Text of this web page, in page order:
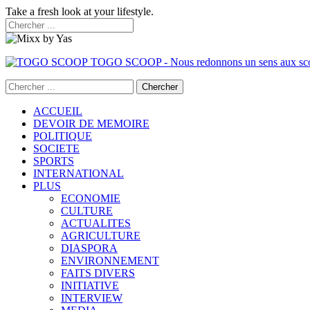
Take a fresh look at your lifestyle.
TOGO SCOOP - Nous redonnons un sens aux
ACCUEIL
DEVOIR DE MEMOIRE
POLITIQUE
SOCIETE
SPORTS
INTERNATIONAL
PLUS
ECONOMIE
CULTURE
ACTUALITES
AGRICULTURE
DIASPORA
ENVIRONNEMENT
FAITS DIVERS
INITIATIVE
INTERVIEW